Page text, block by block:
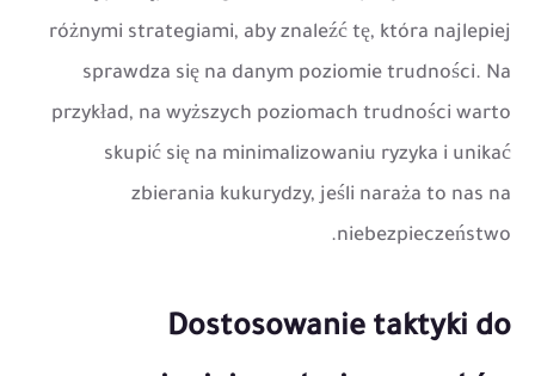
różnymi strategiami, aby znaleźć tę, która najlepiej
sprawdza się na danym poziomie trudności. Na
przykład, na wyższych poziomach trudności warto
skupić się na minimalizowaniu ryzyka i unikać
zbierania kukurydzy, jeśli naraża to nas na
niebezpieczeństwo.
Dostosowanie taktyki do